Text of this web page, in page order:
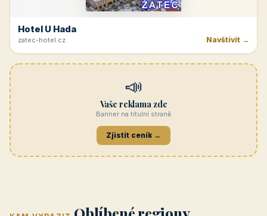
Hotel U Hada
zatec-hotel.cz Navštívit →
📣
Vaše reklama zde
Banner na titulní straně
Zjistit ceník →
(Jihomoravský
Střední Čechy